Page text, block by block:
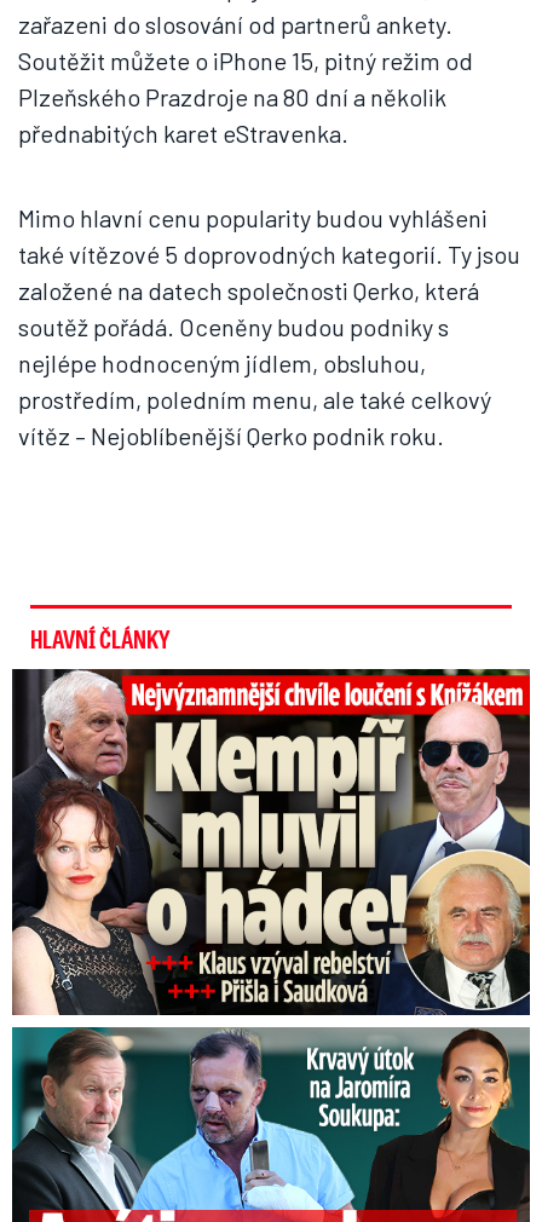
zařazeni do slosování od partnerů ankety.
Soutěžit můžete o iPhone 15, pitný režim od
Plzeňského Prazdroje na 80 dní a několik
přednabitých karet eStravenka.
Mimo hlavní cenu popularity budou vyhlášeni
také vítězové 5 doprovodných kategorií. Ty jsou
založené na datech společnosti Qerko, která
soutěž pořádá. Oceněny budou podniky s
nejlépe hodnoceným jídlem, obsluhou,
prostředím, poledním menu, ale také celkový
vítěz – Nejoblíbenější Qerko podnik roku.
HLAVNÍ ČLÁNKY
Top momenty pohřbu Knížáka: Dojatý Klempíř, Pospíšil s Medou
Útok na Jaromíra Soukupa: Reakce Agáty na zmlácení jejího ex